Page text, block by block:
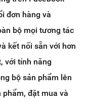
đơn hàng và
bộ mọi tương tác
kết nối sẵn với hơn
với tính năng
bộ sản phẩm lên
phẩm, đặt mua và